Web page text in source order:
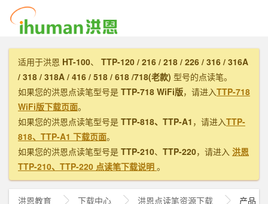
适用于洪恩 HT-100、 TTP-120 / 216 / 218 / 226 / 316 / 316A
/ 318 / 318A / 416 / 518 / 618 /718(老款) 型号的点读笔。
如果您的洪恩点读笔型号是 TTP-718 WiFi版，请进入TTP-718
WiFi版下载页面。
如果您的洪恩点读笔型号是 TTP-818、TTP-A1 ，请进入TTP-
818、TTP-A1 下载页面。
如果您的洪恩点读笔型号是 TTP-210、 TTP-220，请进入 洪恩
TTP-210、TTP-220 点读笔下载说明 。
洪恩教育 下载中心 洪恩点读笔资源下载 产品